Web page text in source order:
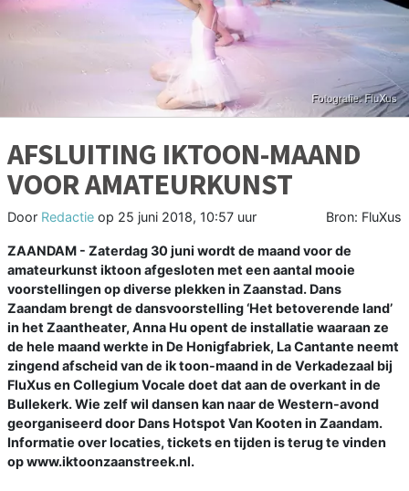
AFSLUITING IKTOON-MAAND
VOOR AMATEURKUNST
Door Redactie op 25 juni 2018, 10:57 uur Bron: FluXus
ZAANDAM - Zaterdag 30 juni wordt de maand voor de
amateurkunst iktoon afgesloten met een aantal mooie
voorstellingen op diverse plekken in Zaanstad. Dans
Zaandam brengt de dansvoorstelling ‘Het betoverende land’
in het Zaantheater, Anna Hu opent de installatie waaraan ze
de hele maand werkte in De Honigfabriek, La Cantante neemt
zingend afscheid van de ik toon-maand in de Verkadezaal bij
FluXus en Collegium Vocale doet dat aan de overkant in de
Bullekerk. Wie zelf wil dansen kan naar de Western-avond
georganiseerd door Dans Hotspot Van Kooten in Zaandam.
Informatie over locaties, tickets en tijden is terug te vinden
op www.iktoonzaanstreek.nl.